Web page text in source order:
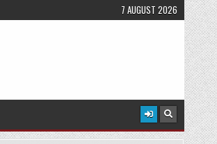
7 AUGUST 2026